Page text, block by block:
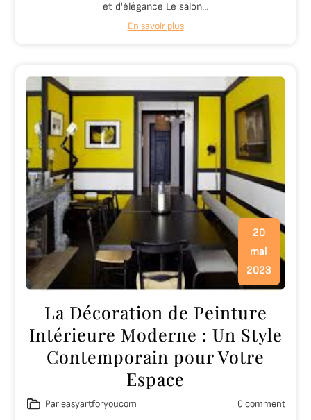
et d'élégance Le salon…
En savoir plus
20
mai
2023
La Décoration de Peinture
Intérieure Moderne : Un Style
Contemporain pour Votre
Espace
Par easyartforyoucom 0 comment